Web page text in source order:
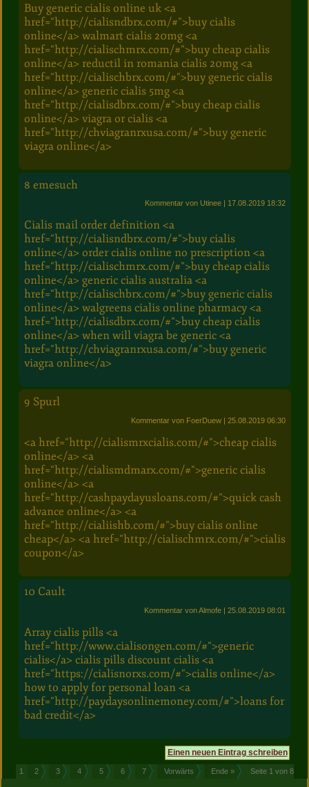
Buy generic cialis online uk <a
href="http://cialisndbrx.com/#">buy cialis
online</a> walmart cialis 20mg <a
href="http://cialischmrx.com/#">buy cheap cialis
online</a> reductil in romania cialis 20mg <a
href="http://cialischbrx.com/#">buy generic cialis
online</a> generic cialis 5mg <a
href="http://cialisdbrx.com/#">buy cheap cialis
online</a> viagra or cialis <a
href="http://chviagranrxusa.com/#">buy generic
viagra online</a>
8 emesuch
Kommentar von Utinee | 17.08.2019 18:32
Cialis mail order definition <a
href="http://cialisndbrx.com/#">buy cialis
online</a> order cialis online no prescription <a
href="http://cialischmrx.com/#">buy cheap cialis
online</a> generic cialis australia <a
href="http://cialischbrx.com/#">buy generic cialis
online</a> walgreens cialis online pharmacy <a
href="http://cialisdbrx.com/#">buy cheap cialis
online</a> when will viagra be generic <a
href="http://chviagranrxusa.com/#">buy generic
viagra online</a>
9 Spurl
Kommentar von FoerDuew | 25.08.2019 06:30
<a href="http://cialismrxcialis.com/#">cheap cialis
online</a> <a
href="http://cialismdmarx.com/#">generic cialis
online</a> <a
href="http://cashpaydayusloans.com/#">quick cash
advance online</a> <a
href="http://cialiishb.com/#">buy cialis online
cheap</a> <a href="http://cialischmrx.com/#">cialis
coupon</a>
10 Cault
Kommentar von Almofe | 25.08.2019 08:01
Array cialis pills <a
href="http://www.cialisongen.com/#">generic
cialis</a> cialis pills discount cialis <a
href="https://cialisnorxs.com/#">cialis online</a>
how to apply for personal loan <a
href="http://paydaysonlinemoney.com/#">loans for
bad credit</a>
Einen neuen Eintrag schreiben
Seite 1 von 8
1 2 3 4 5 6 7 Vorwärts Ende »